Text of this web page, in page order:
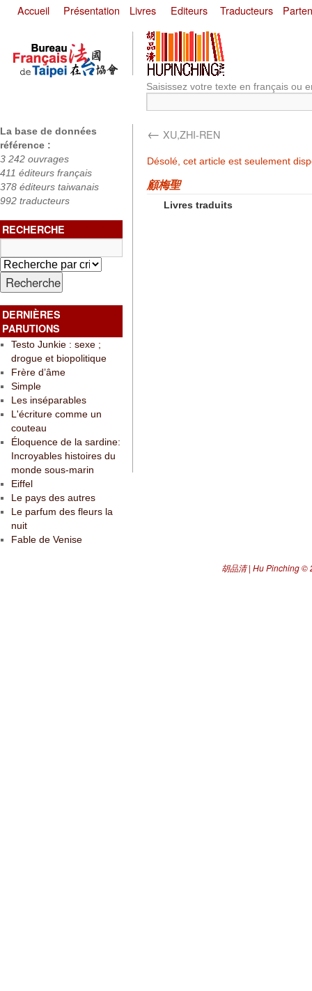
Accueil Présentation Livres Editeurs Traducteurs
Saisissez votre texte en français ou
La base de données
référence :
3 242 ouvrages
411 éditeurs français
378 éditeurs taiwanais
992 traducteurs
RECHERCHE
DERNIÈRES
PARUTIONS
Testo Junkie : sexe ;
drogue et biopolitique
Frère d’âme
Simple
Les inséparables
L'écriture comme un
couteau
Éloquence de la sardine:
Incroyables histoires du
monde sous-marin
Eiffel
Le pays des autres
Le parfum des fleurs la
nuit
Fable de Venise
← XU,ZHI-REN
Désolé, cet article est seulement
顧梅聖
Livres traduits
胡品清 | Hu Pinching©